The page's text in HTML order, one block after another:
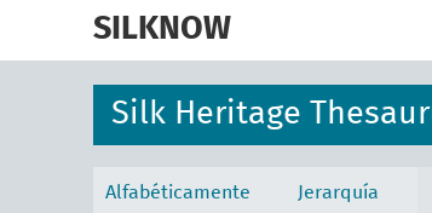
SILKNOW
Silk Heritage
Alfabéticamente
Jerarquía